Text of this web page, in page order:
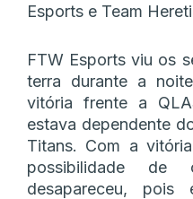
Esports e Team
FTW Esports viu os
terra durante a
vitória frente a
estava dependente
Titans. Com a
possibilidade de
desapareceu,